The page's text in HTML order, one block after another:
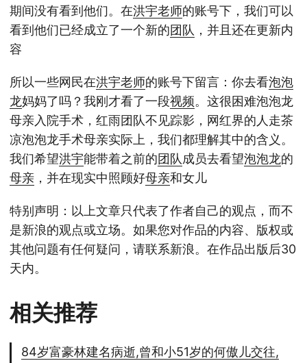
期间没有看到他们。在洪宇老师的账号下，我们可以
看到他们已经成立了一个新的团队 ，并且还在更新内
容
所以一些网民在洪宇老师的账号下留言：你去看泡泡
龙妈妈了吗？我刚才看了一段视频。这很困难泡泡龙
母亲入院手术，红雨团队不见踪影，网红界的人走茶
凉泡泡龙手术母亲实际上，我们都理解其中的含义。
我们希望洪宇能带着之前的团队成员去看望泡泡龙的
母亲 ，并在现实中照顾好母亲和女儿
特别声明：以上文章只代表了作者自己的观点，而不
是新浪的观点或立场。如果您对作品的内容、版权或
其他问题有任何疑问，请联系新浪。在作品出版后30
天内。
相关推荐
84岁富豪林建名病逝,曾和小51岁的何傲儿交往,